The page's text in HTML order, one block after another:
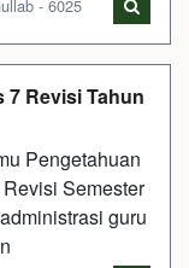
- 6025
7 Revisi Tahun
Pengetahuan
Semester
guru